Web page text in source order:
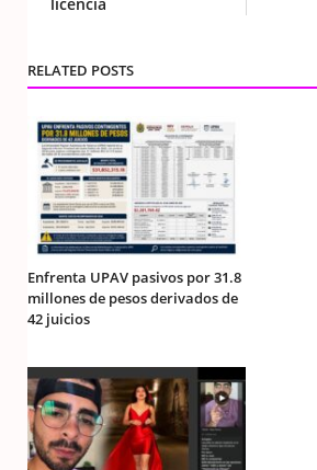
RELATED POSTS
Enfrenta UPAV pasivos por 31.8
millones de pesos derivados de
42 juicios